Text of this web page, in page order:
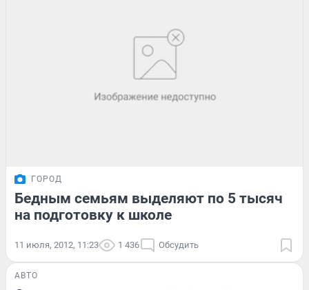
ГОРОД
Бедным семьям выделяют по 5 тысяч
на подготовку к школе
11 июля, 2012, 11:23 1 436 Обсудить
АВТО